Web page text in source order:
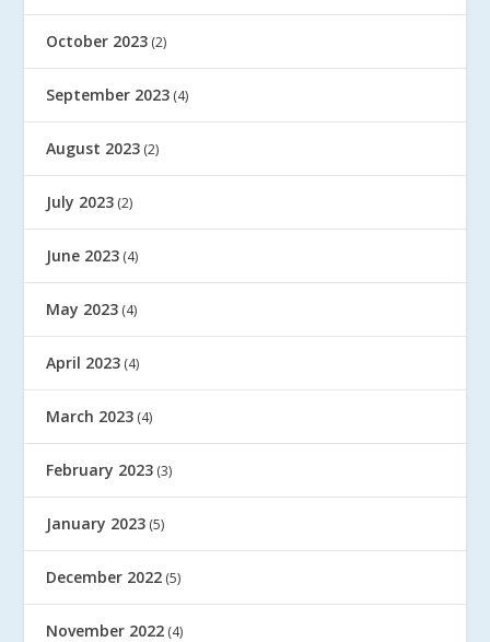
October 2023 (2)
September 2023 (4)
August 2023 (2)
July 2023 (2)
June 2023 (4)
May 2023 (4)
April 2023 (4)
March 2023 (4)
February 2023 (3)
January 2023 (5)
December 2022 (5)
November 2022 (4)